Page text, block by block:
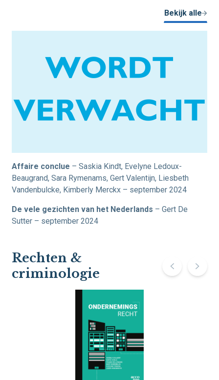
Bekijk alle
Affaire conclue – Saskia Kindt, Evelyne Ledoux-
Beaugrand, Sara Rymenams, Gert Valentijn, Liesbeth
Vandenbulcke, Kimberly Merckx – september 2024
De vele gezichten van het Nederlands – Gert De
Sutter – september 2024
Rechten &
criminologie